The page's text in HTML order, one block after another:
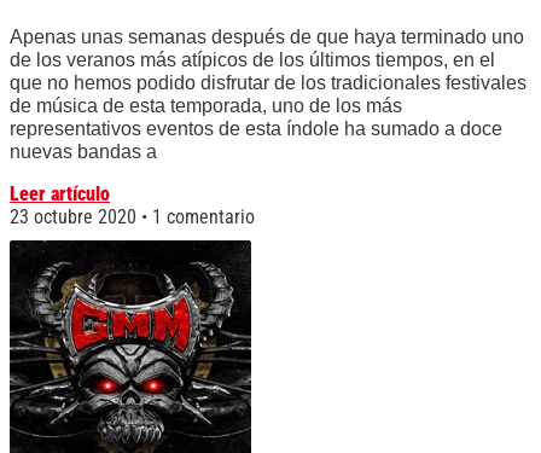
Apenas unas semanas después de que haya terminado uno
de los veranos más atípicos de los últimos tiempos, en el
que no hemos podido disfrutar de los tradicionales festivales
de música de esta temporada, uno de los más
representativos eventos de esta índole ha sumado a doce
nuevas bandas a
Leer artículo
23 octubre 2020
1 comentario